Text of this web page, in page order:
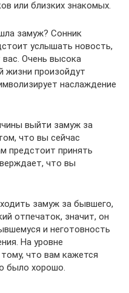
или близких знакомых.
замуж? Сонник
услышать новость,
Очень высока
жизни произойдут
наслаждение
выйти замуж за
что вы сейчас
предстоит принять
что вы
замуж за бывшего,
отпечаток, значит, он
и неготовность
На уровне
что вам кажется
было хорошо.